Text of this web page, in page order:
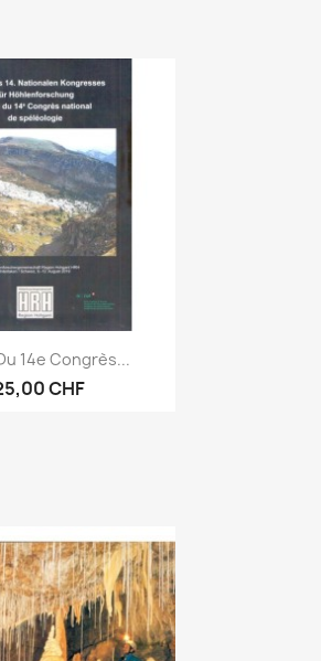
Anteprima
14e Congrès...
CHF